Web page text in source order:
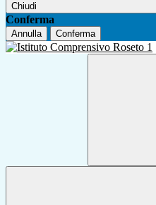
Chiudi
Conferma
Annulla Conferma